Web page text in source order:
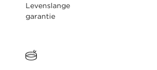
Levenslange
garantie